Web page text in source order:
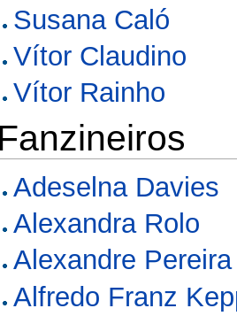
Susana Caló
Vítor Claudino
Vítor Rainho
Fanzineiros
Adeselna Davies
Alexandra Rolo
Alexandre
Alfredo Franz